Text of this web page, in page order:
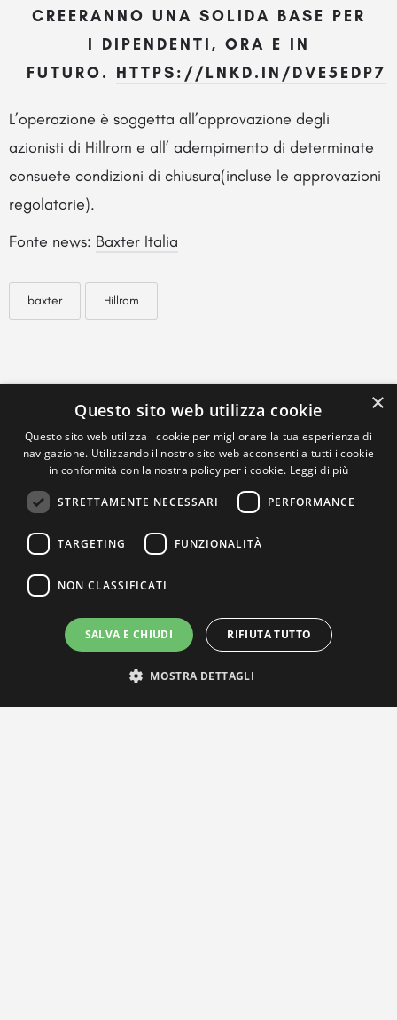
CREERANNO UNA SOLIDA BASE PER
I DIPENDENTI, ORA E IN
FUTURO. HTTPS://LNKD.IN/DVE5EDP7
L’operazione è soggetta all’approvazione degli
azionisti di Hillrom e all’ adempimento di determinate
consuete condizioni di chiusura(incluse le approvazioni
regolatorie).
Fonte news: Baxter Italia
baxter Hillrom
×
Questo sito web utilizza cookie
Questo sito web utilizza i cookie per migliorare la tua esperienza di
navigazione. Utilizzando il nostro sito web acconsenti a tutti i cookie
in conformità con la nostra policy per i cookie. Leggi di più
STRETTAMENTE NECESSARI PERFORMANCE
TARGETING FUNZIONALITÀ
NON CLASSIFICATI
SALVA E CHIUDI RIFIUTA TUTTO
MOSTRA DETTAGLI